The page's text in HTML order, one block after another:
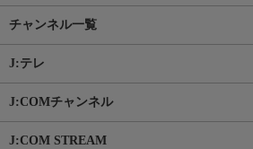
チャンネル一覧
J:テレ
J:COMチャンネル
J:COM STREAM